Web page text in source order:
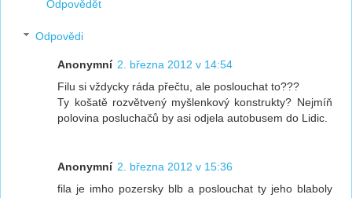
Odpovědět
Odpovědi
Anonymní 2. března 2012 v 14:54
Filu si vždycky ráda přečtu, ale poslouchat to???
Ty košatě rozvětvený myšlenkový konstrukty? Nejmíň
polovina posluchačů by asi odjela autobusem do Lidic.
Anonymní 2. března 2012 v 15:36
fila je imho pozersky blb a poslouchat ty jeho blaboly